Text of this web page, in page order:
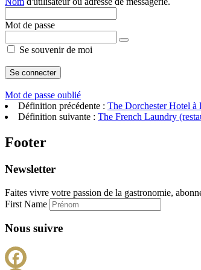
Mot de passe
Se souvenir de moi
Mot de passe oublié
Définition précédente : The Dorchester Hotel à
Définition suivante : The French Laundry
Footer
Newsletter
Faites vivre votre passion de la gastronomie,
First Name
Nous suivre